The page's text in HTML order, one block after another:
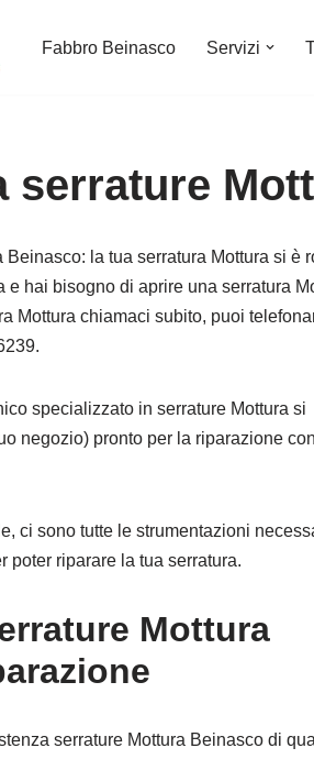
Fabbro Beinasco Servizi
serrature
la tua serratura Mottura si è
e hai bisogno di aprire una serratura
Mottura chiamaci subito, puoi
specializzato in serrature Mottura si
negozio) pronto per la riparazione
ci sono tutte le strumentazioni
poter riparare la tua serratura.
Mottura
serrature Mottura Beinasco di